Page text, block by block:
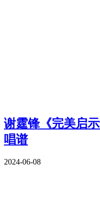
谢霆锋《完美启
唱谱
2024-06-08